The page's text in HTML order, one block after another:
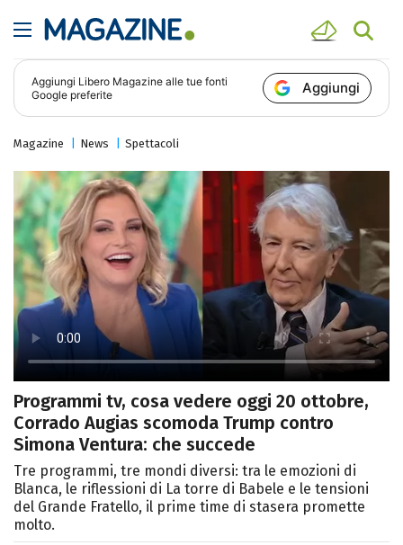
Aggiungi Libero Magazine alle tue fonti
Google preferite
Aggiungi
Magazine News Spettacoli
Programmi tv, cosa vedere oggi 20 ottobre,
Corrado Augias scomoda Trump contro
Simona Ventura: che succede
Tre programmi, tre mondi diversi: tra le emozioni di
Blanca, le riflessioni di La torre di Babele e le tensioni
del Grande Fratello, il prime time di stasera promette
molto.